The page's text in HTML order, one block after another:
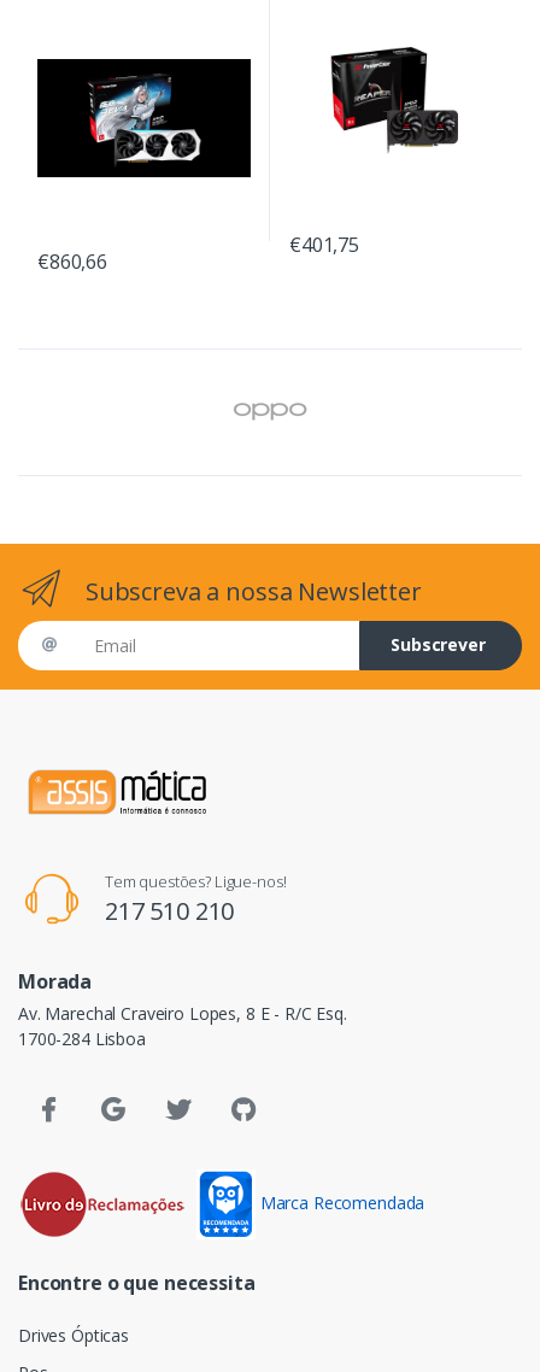
€860,66
€401,75
Subscreva a nossa Newsletter
Email address
Subscrever
Tem questões? Ligue-nos!
217 510 210
Morada
Av. Marechal Craveiro Lopes, 8 E - R/C Esq.
1700-284 Lisboa
Marca Recomendada
Encontre o que necessita
Drives Ópticas